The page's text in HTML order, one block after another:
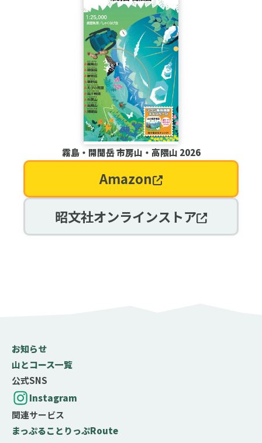
霧島・開聞岳 市房山・高隈山 2026
Amazon
昭文社オンラインストア
お知らせ
山とコース一覧
公式SNS
Instagram
関連サービス
まっぷることりっぷRoute